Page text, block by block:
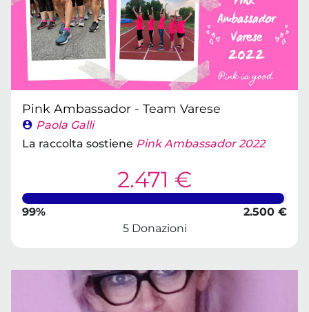
Pink Ambassador - Team Varese
Paola Galli
La raccolta sostiene Pink Ambassador 2022
2.471 €
99%
2.500 €
5 Donazioni